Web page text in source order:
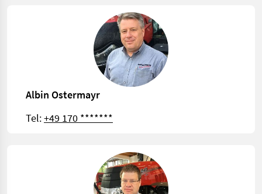
Albin Ostermayr
Tel:+49 170 *******